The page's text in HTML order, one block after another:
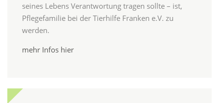
seines Lebens Verantwortung tragen sollte – ist,
Pflegefamilie bei der Tierhilfe Franken e.V. zu
werden.
mehr Infos hier